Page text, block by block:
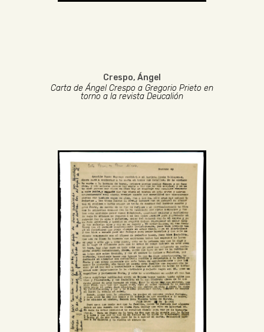
Crespo, Ángel
Carta de Ángel Crespo a Gregorio Prieto en
torno a la revista Deucalión